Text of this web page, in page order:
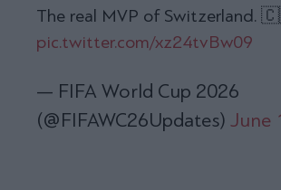
The real MVP of Switzerland.
pic.twitter.com/xz24tvBw09
— FIFA World Cup 2026
(@FIFAWC26Updates) June